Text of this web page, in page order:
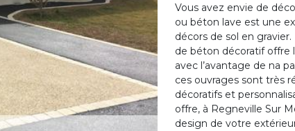
Vous avez envie de
ou béton lave est une
décors de sol en
de béton décoratif offre
avec l’avantage de na
ces ouvrages sont très
décoratifs et
offre, à Regneville Sur
design de votre